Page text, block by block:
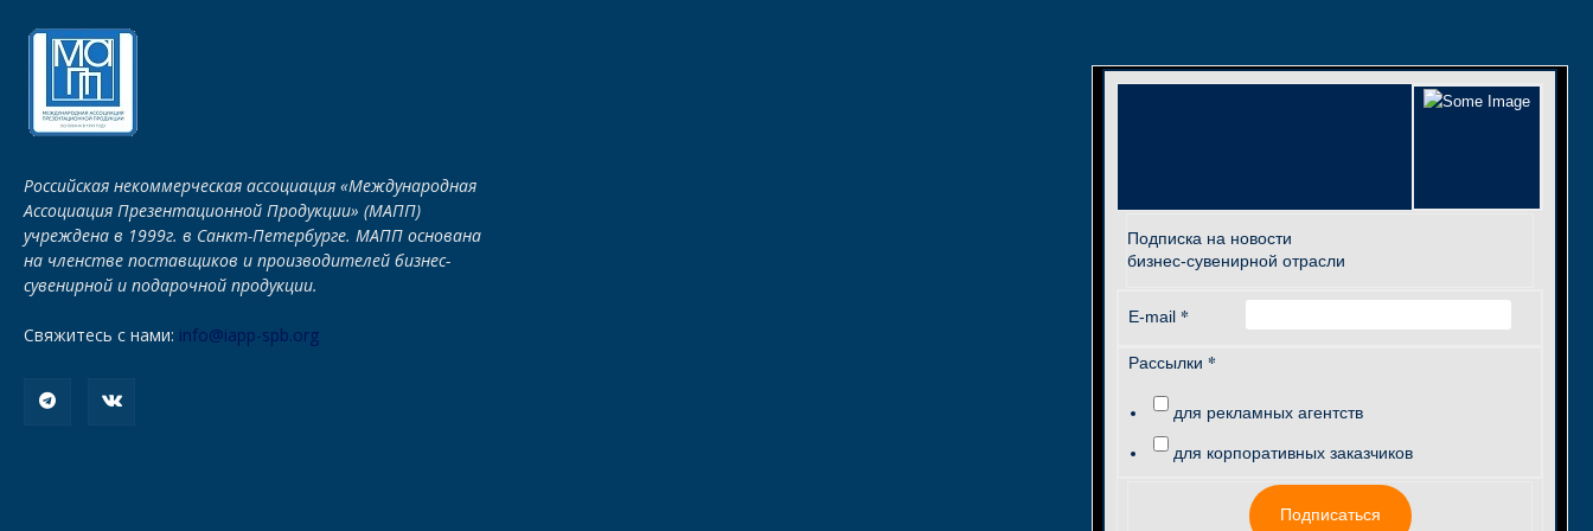
Российская некоммерческая ассоциация «Международная
Ассоциация Презентационной Продукции» (МАПП)
учреждена в 1999г. в Санкт-Петербурге. МАПП основана
на членстве поставщиков и производителей бизнес-
сувенирной и подарочной продукции.
Свяжитесь с нами: info@iapp-spb.org
Подписка на новости
бизнес-сувенирной отрасли
E-mail *
Рассылки *
для рекламных агентств
для корпоративных заказчиков
Подписаться